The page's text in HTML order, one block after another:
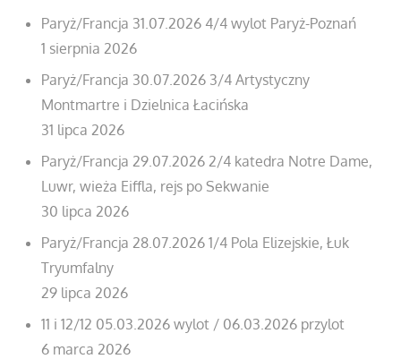
Paryż/Francja 31.07.2026 4/4 wylot Paryż-Poznań
1 sierpnia 2026
Paryż/Francja 30.07.2026 3/4 Artystyczny
Montmartre i Dzielnica Łacińska
31 lipca 2026
Paryż/Francja 29.07.2026 2/4 katedra Notre Dame,
Luwr, wieża Eiffla, rejs po Sekwanie
30 lipca 2026
Paryż/Francja 28.07.2026 1/4 Pola Elizejskie, Łuk
Tryumfalny
29 lipca 2026
11 i 12/12 05.03.2026 wylot / 06.03.2026 przylot
6 marca 2026